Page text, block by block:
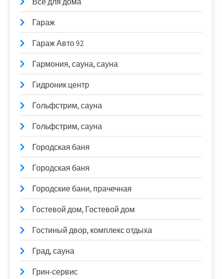
Гараж
Гараж Авто 92
Гармония, сауна, сауна
Гидроник центр
Гольфстрим, сауна
Гольфстрим, сауна
Городская баня
Городская баня
Городские бани, прачечная
Гостевой дом, Гостевой дом
Гостиный двор, комплекс отдыха
Град, сауна
Грин-сервис